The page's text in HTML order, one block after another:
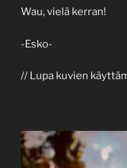
Wau, vielä kerran!
-Esko-
// Lupa kuvien